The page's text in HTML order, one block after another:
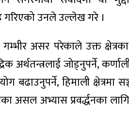
गरिएको उनले उल्लेख गरे ।
असर परेकाले उक्त
अर्थतन्त्रलाई जोड्नुपर्ने,
बढाउनुपर्ने, हिमाली क्षेत्रमा
अभ्यास प्रवर्द्धनका